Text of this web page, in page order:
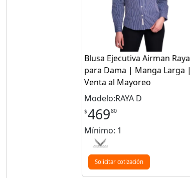
Blusa Ejecutiva Airman Raya
para Dama | Manga Larga |
Venta al Mayoreo
Modelo:RAYA D
$46980
Mínimo: 1
Solicitar cotización